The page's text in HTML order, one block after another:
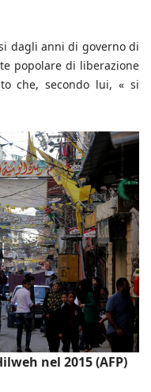
dagli anni di governo di
popolare di liberazione
che, secondo lui, « si
nel 2015 (AFP)